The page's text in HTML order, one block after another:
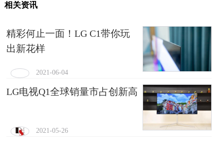
相关资讯
精彩何止一面！LG C1带你玩
出新花样
2021-06-04
LG电视Q1全球销量市占创新高
2021-05-26